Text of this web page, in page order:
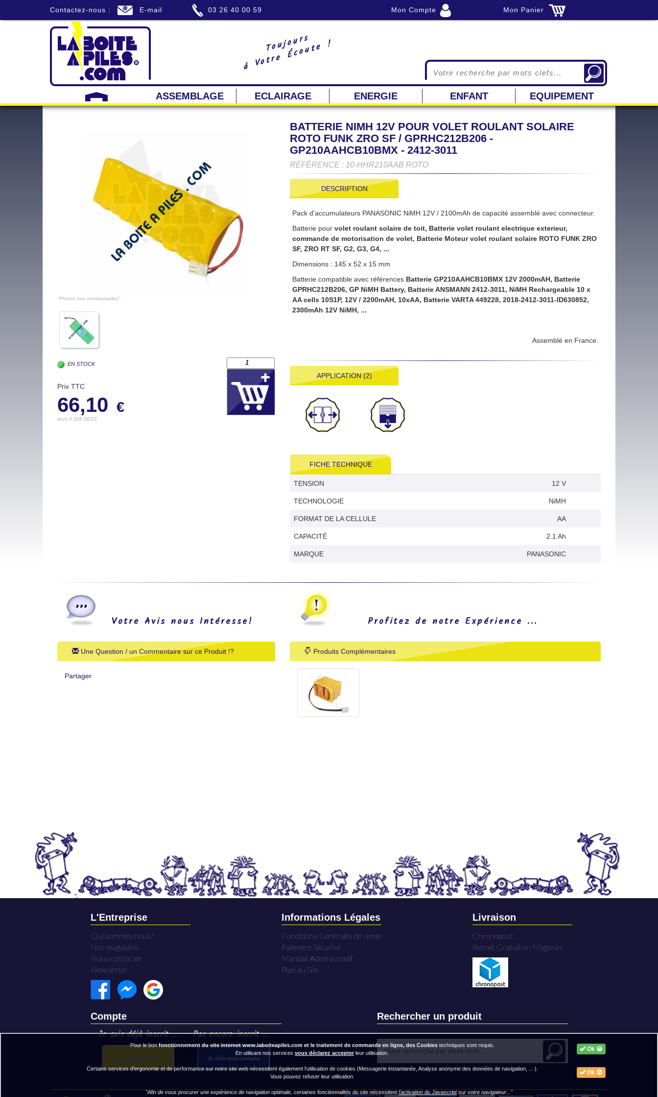
Contactez-nous : E-mail 03 26 40 00 59 Mon Compte Mon Panier
Toujours
à Votre Écoute !
ASSEMBLAGE ECLAIRAGE ENERGIE ENFANT EQUIPEMENT
BATTERIE NIMH 12V POUR VOLET ROULANT SOLAIRE
ROTO FUNK ZRO SF / GPRHC212B206 -
GP210AAHCB10BMX - 2412-3011
RÉFÉRENCE : 10-HHR210AAB ROTO
"Photos non contractuelles"
EN STOCK
Prix TTC
66,10 €
dont 0.20€ DEEE
DESCRIPTION
Pack d'accumulateurs PANASONIC NiMH 12V / 2100mAh de capacité assemblé avec connecteur.
Batterie pour volet roulant solaire de toit, Batterie volet roulant electrique exterieur,
commande de motorisation de volet, Batterie Moteur volet roulant solaire ROTO FUNK ZRO
SF, ZRO RT SF, G2, G3, G4, ...
Dimensions : 145 x 52 x 15 mm
Batterie compatible avec références Batterie GP210AAHCB10BMX 12V 2000mAH, Batterie
GPRHC212B206, GP NiMH Battery, BatterieANSMANN 2412-3011, NiMH Rechargeable 10 x
AA cells 10S1P, 12V / 2200mAH, 10xAA, Batterie VARTA 449228, 2018-2412-3011-ID630852,
2300mAh 12V NiMH, ...
Assemblé en France.
APPLICATION (2)
FICHE TECHNIQUE
TENSION 12 V
TECHNOLOGIE NiMH
FORMAT DE LA CELLULE AA
CAPACITÉ 2.1 Ah
MARQUE PANASONIC
Votre Avis nous Intéresse!
Une Question / un Commentaire sur ce Produit !?
Partager
Profitez de notre Expérience ...
Produits Complémentaires
L'Entreprise
Qui sommes nous?
Nos magasins
Nous contacter
Newsletter
Informations Légales
Conditions Générales de Vente
Paiement Sécurisé
Mandat Administratif
Plan du Site
Livraison
Chronopost
Retrait Gratuit en Magasin
Compte
Je suis déjà inscrit ...
Je m'identifie
Pas encore inscrit ...
Je crée mon compte
Rechercher un produit
Ok 😀
Pour le bonfonctionnement du site internet www.laboiteapiles.com et le traitement de commande en ligne, des Cookiestechniques sont requis.
En utilisant nos services vous déclarez accepterleur utilisation.
Ok 😟
Certains services d'ergonomie et de performance sur notre site web nécessitent également l'utilisation de cookies (Messagerie instantanée, Analyse anonyme des données de navigation, ... ).
Vous pouvez refuser leur utilisation.
"Afin de vous procurer une expérience de navigation optimale, certaines fonctionnalités du site nécessitentl'activation du Javascriptsur votre navigateur..."